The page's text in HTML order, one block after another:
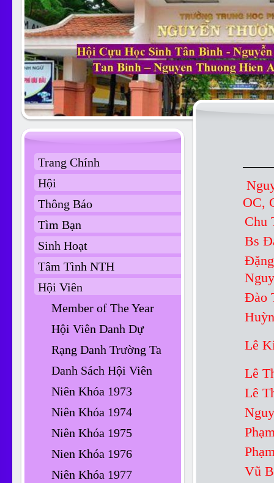
Chu
Bs
Đào
Lê
Lê
Lê
Vũ
Trang Chính
Hội
Thông Báo
Tìm Bạn
Sinh Hoạt
Tâm Tình NTH
Hội Viên
Member of The Year
Hội Viên Danh Dự
Rạng Danh Trường Ta
Danh Sách Hội Viên
Niên Khóa 1973
Niên Khóa 1974
Niên Khóa 1975
Nien Khóa 1976
Niên Khóa 1977